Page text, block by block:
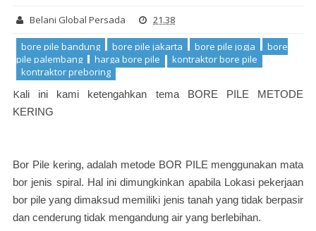
Belani Global Persada 21.38
bore pile bandung bore pile jakarta bore pile jogja
bore
pile palembang
harga bore pile
kontraktor bore pile
kontraktor preboring
Kali ini kami ketengahkan tema BORE PILE METODE
KERING
Bor Pile kering, adalah metode BOR PILE menggunakan mata
bor jenis spiral. Hal ini dimungkinkan apabila Lokasi pekerjaan
bor pile yang dimaksud memiliki jenis tanah yang tidak berpasir
dan cenderung tidak mengandung air yang berlebihan.